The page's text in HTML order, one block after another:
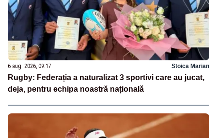
6 aug. 2026, 09:17 Stoica Marian
Rugby: Federația a naturalizat 3 sportivi care au jucat,
deja, pentru echipa noastră națională